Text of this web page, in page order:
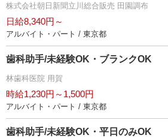
株式会社朝日新聞立川総合販売 田園調布
日給8,340円～
アルバイト・パート / 東京都
歯科助手/未経験OK・ブランクOK
林歯科医院 用賀
時給1,230円～1,500円
アルバイト・パート / 東京都
歯科助手/未経験OK・平日のみOK